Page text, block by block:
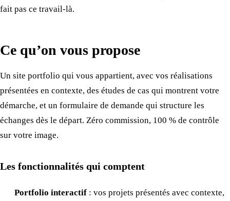
fait pas ce travail-là.
Ce qu’on vous propose
Un site portfolio qui vous appartient, avec vos réalisations
présentées en contexte, des études de cas qui montrent votre
démarche, et un formulaire de demande qui structure les
échanges dès le départ. Zéro commission, 100 % de contrôle
sur votre image.
Les fonctionnalités qui comptent
Portfolio interactif : vos projets présentés avec contexte,